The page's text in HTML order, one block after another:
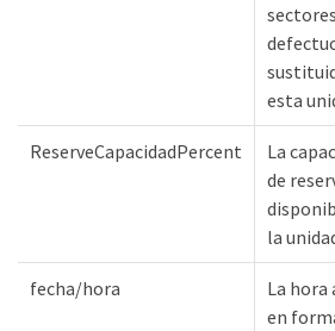
sectores
esta
ReserveCapacidadPercent
La
de
la
fecha/hora
La hora
en